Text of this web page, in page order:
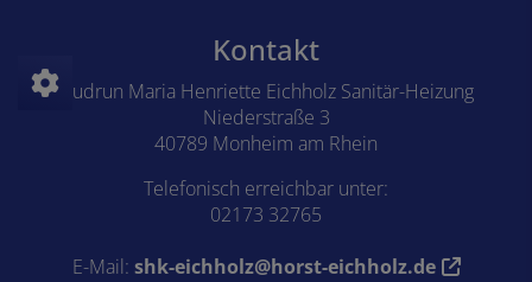
Kontakt
Gudrun Maria Henriette Eichholz Sanitär-Heizung
Niederstraße 3
40789 Monheim am Rhein
Telefonisch erreichbar unter:
02173 32765
E-Mail: shk-eichholz@horst-eichholz.de